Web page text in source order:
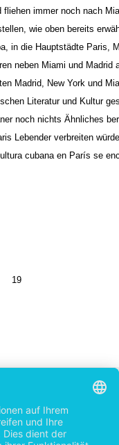
immer noch nach
wie oben bereits
in die Hauptstädte Paris,
neben Miami und Madrid
Madrid, New York und
Literatur und Kultur
noch nichts Ähnliches
Lebender verbreiten
cubana en París se
19
Valdés